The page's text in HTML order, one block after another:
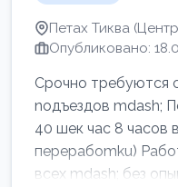
Петах Тиква
Опубликовано:
Срочно требуются
noдъездов mdash;
40 шек час 8 часов
перерабоmku)
всех mdash; без